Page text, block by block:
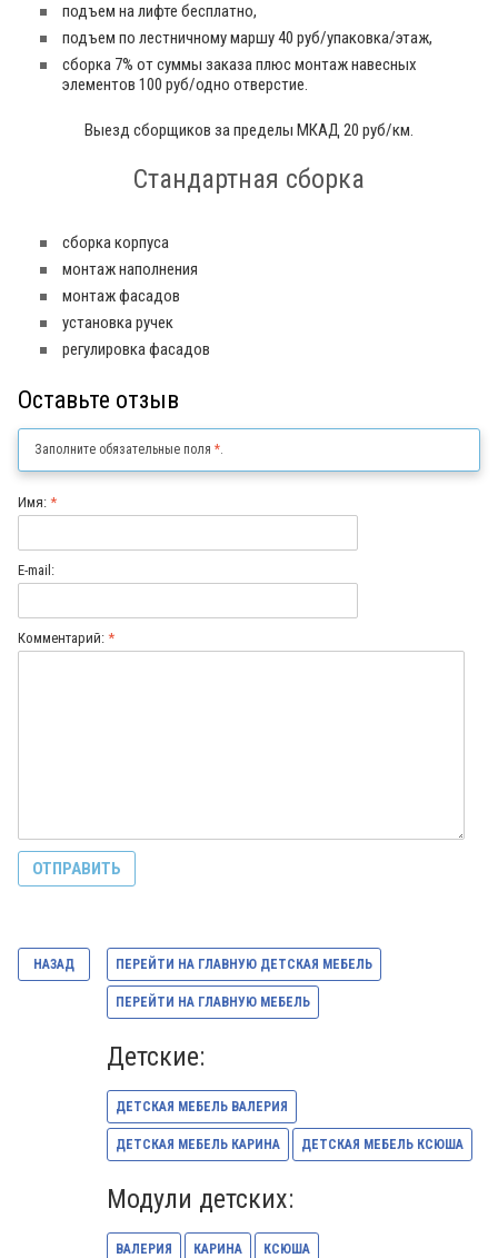
подъем на лифте бесплатно,
подъем по лестничному маршу 40 руб/упаковка/этаж,
сборка 7% от суммы заказа плюс монтаж навесных
элементов 100 руб/одно отверстие.
Выезд сборщиков за пределы МКАД 20 руб/км.
Стандартная сборка
сборка корпуса
монтаж наполнения
монтаж фасадов
установка ручек
регулировка фасадов
Оставьте отзыв
Заполните обязательные поля *.
Имя: *
E-mail:
Комментарий: *
НАЗАД ПЕРЕЙТИ НА ГЛАВНУЮ ДЕТСКАЯ МЕБЕЛЬ
ПЕРЕЙТИ НА ГЛАВНУЮ МЕБЕЛЬ
Детские:
ДЕТСКАЯ МЕБЕЛЬ ВАЛЕРИЯ
ДЕТСКАЯ МЕБЕЛЬ КАРИНА ДЕТСКАЯ МЕБЕЛЬ КСЮША
Модули детских:
ВАЛЕРИЯ КАРИНА КСЮША